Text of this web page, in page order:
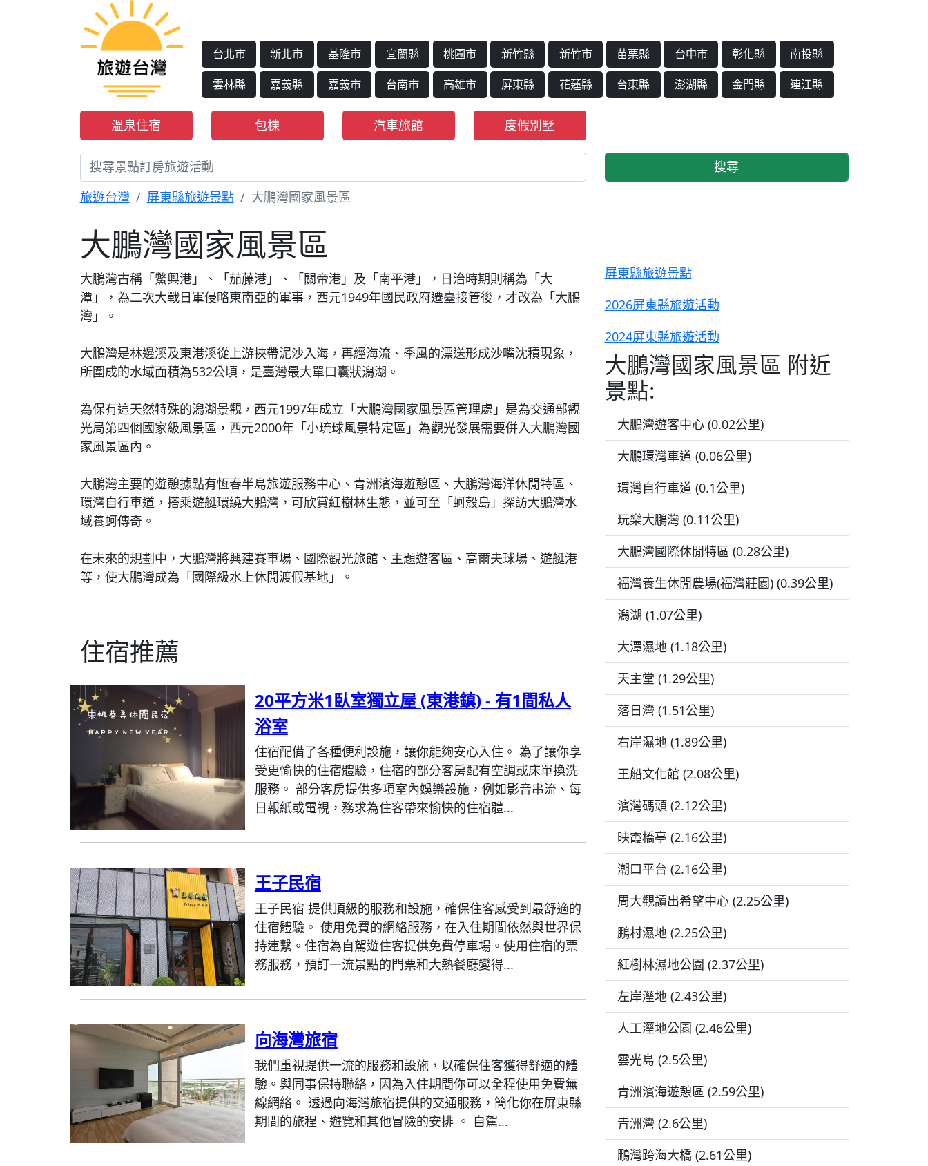
台北市 新北市 基隆市 宜蘭縣 桃園市 新竹縣 新竹市 苗栗縣 台中市 彰化縣
南投縣
雲林縣
嘉義縣 嘉義市 台南市 高雄市 屏東縣 花蓮縣 台東縣 澎湖縣 金門縣 連江縣
溫泉住宿 包棟 汽車旅館 度假別墅
搜尋
旅遊台灣
屏東縣旅遊景點 大鵬灣國家風景區
大鵬灣國家風景區
大鵬灣古稱「鱉興港」、「茄藤港」、「關帝港」及「南平港」，日治時期則稱為「大
潭」，為二次大戰日軍侵略東南亞的軍事，西元1949年國民政府遷臺接管後，才改為「大鵬
灣」。
大鵬灣是林邊溪及東港溪從上游挾帶泥沙入海，再經海流、季風的漂送形成沙嘴沈積現象，
所圍成的水域面積為532公頃，是臺灣最大單口囊狀潟湖。
為保有這天然特殊的潟湖景觀，西元1997年成立「大鵬灣國家風景區管理處」是為交通部觀
光局第四個國家級風景區，西元2000年「小琉球風景特定區」為觀光發展需要併入大鵬灣國
家風景區內。
大鵬灣主要的遊憩據點有恆春半島旅遊服務中心、青洲濱海遊憩區、大鵬灣海洋休閒特區、
環灣自行車道，搭乘遊艇環繞大鵬灣，可欣賞紅樹林生態，並可至「蚵殼島」探訪大鵬灣水
域養蚵傳奇。
在未來的規劃中，大鵬灣將興建賽車場、國際觀光旅館、主題遊客區、高爾夫球場、遊艇港
等，使大鵬灣成為「國際級水上休閒渡假基地」。
住宿推薦
20平方米1臥室獨立屋 (東港鎮) - 有1間私人
浴室
住宿配備了各種便利設施，讓你能夠安心入住。 為了讓你享
受更愉快的住宿體驗，住宿的部分客房配有空調或床單換洗
服務。 部分客房提供多項室內娛樂設施，例如影音串流、每
日報紙或電視，務求為住客帶來愉快的住宿體...
王子民宿
王子民宿 提供頂級的服務和設施，確保住客感受到最舒適的
住宿體驗。 使用免費的網絡服務，在入住期間依然與世界保
持連繫。住宿為自駕遊住客提供免費停車場。使用住宿的票
務服務，預訂一流景點的門票和大熱餐廳變得...
向海灣旅宿
我們重視提供一流的服務和設施，以確保住客獲得舒適的體
驗。與同事保持聯絡，因為入住期間你可以全程使用免費無
線網絡。 透過向海灣旅宿提供的交通服務，簡化你在屏東縣
期間的旅程、遊覽和其他冒險的安排 。 自駕...
屏東縣旅遊景點
2026屏東縣旅遊活動
2024屏東縣旅遊活動
大鵬灣國家風景區 附近
景點:
大鵬灣遊客中心 (0.02公里)
大鵬環灣車道 (0.06公里)
環灣自行車道 (0.1公里)
玩樂大鵬灣 (0.11公里)
大鵬灣國際休閒特區 (0.28公里)
福灣養生休閒農場(福灣莊園) (0.39公里)
潟湖 (1.07公里)
大潭濕地 (1.18公里)
天主堂 (1.29公里)
落日灣 (1.51公里)
右岸濕地 (1.89公里)
王船文化館 (2.08公里)
濱灣碼頭 (2.12公里)
映霞橋亭 (2.16公里)
潮口平台 (2.16公里)
周大觀讀出希望中心 (2.25公里)
鵬村濕地 (2.25公里)
紅樹林濕地公園 (2.37公里)
左岸溼地 (2.43公里)
人工溼地公園 (2.46公里)
雲光島 (2.5公里)
青洲濱海遊憩區 (2.59公里)
青洲灣 (2.6公里)
鵬灣跨海大橋 (2.61公里)